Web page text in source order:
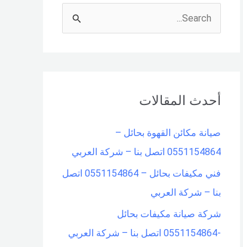
c
f
o
r
:
أحدث المقالات
صيانة مكائن القهوة بحائل –
0551154864 اتصل بنا – شركة العربي
فني مكيفات بحائل – 0551154864 اتصل
بنا – شركة العربي
شركة صيانة مكيفات بحائل
-0551154864 اتصل بنا – شركة العربي